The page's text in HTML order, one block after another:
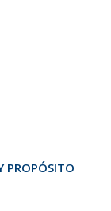
PROPÓSITO